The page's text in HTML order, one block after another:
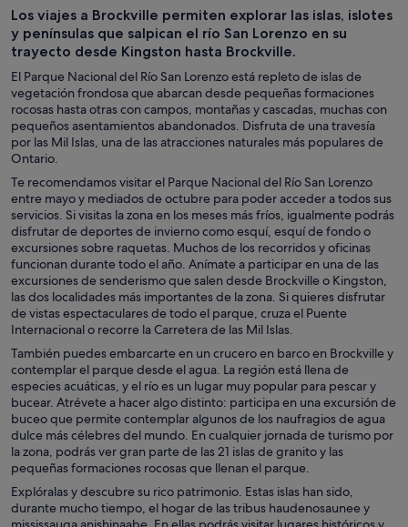
de un día
nocturna
cruceros
Los viajes a Brockville permiten explorar las islas, islotes
y penínsulas que salpican el río San Lorenzo en su
trayecto desde Kingston hasta Brockville.
El Parque Nacional del Río San Lorenzo está repleto de islas de
vegetación frondosa que abarcan desde pequeñas formaciones
rocosas hasta otras con campos, montañas y cascadas, muchas con
pequeños asentamientos abandonados. Disfruta de una travesía
por las Mil Islas, una de las atracciones naturales más populares de
Ontario.
Te recomendamos visitar el Parque Nacional del Río San Lorenzo
entre mayo y mediados de octubre para poder acceder a todos sus
servicios. Si visitas la zona en los meses más fríos, igualmente podrás
disfrutar de deportes de invierno como esquí, esquí de fondo o
excursiones sobre raquetas. Muchos de los recorridos y oficinas
funcionan durante todo el año. Anímate a participar en una de las
excursiones de senderismo que salen desde Brockville o Kingston,
las dos localidades más importantes de la zona. Si quieres disfrutar
de vistas espectaculares de todo el parque, cruza el Puente
Internacional o recorre la Carretera de las Mil Islas.
También puedes embarcarte en un crucero en barco en Brockville y
contemplar el parque desde el agua. La región está llena de
especies acuáticas, y el río es un lugar muy popular para pescar y
bucear. Atrévete a hacer algo distinto: participa en una excursión de
buceo que permite contemplar algunos de los naufragios de agua
dulce más célebres del mundo. En cualquier jornada de turismo por
la zona, podrás ver gran parte de las 21 islas de granito y las
pequeñas formaciones rocosas que llenan el parque.
Explóralas y descubre su rico patrimonio. Estas islas han sido,
durante mucho tiempo, el hogar de las tribus haudenosaunee y